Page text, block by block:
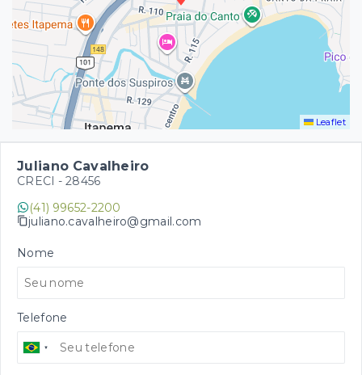
Leaflet
Juliano Cavalheiro
CRECI - 28456
(41) 99652-2200
juliano.cavalheiro@gmail.com
Nome
Telefone